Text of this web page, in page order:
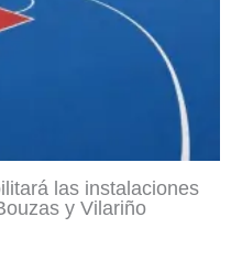
las instalaciones
y Vilariño